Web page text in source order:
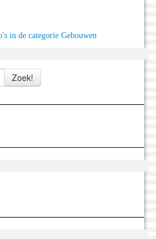
in de categorie Gebouwen